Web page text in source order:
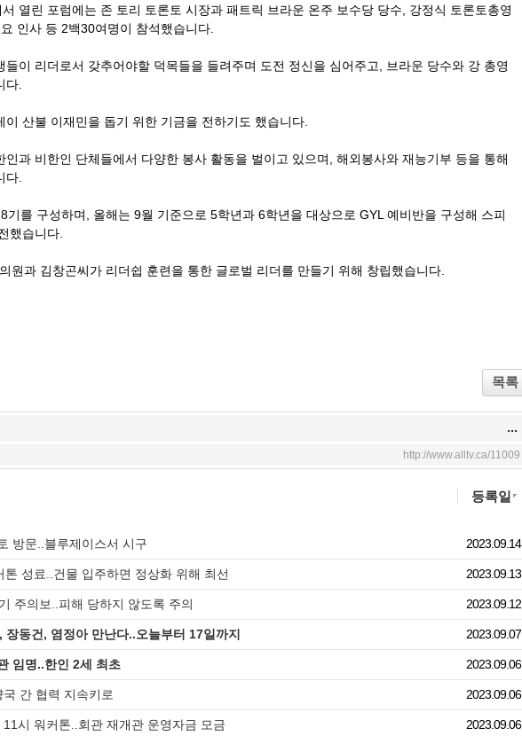
열린 포럼에는 존 토리 토론토 시장과 패트릭 브라운 온주 보수당 당수, 강정식 토론토총영
인사 등 2백30여명이 참석했습니다.
이 리더로서 갖추어야할 덕목들을 들려주며 도전 정신을 심어주고,
브라운 당수와 강 총영
다.
산불 이재민을 돕기 위한 기금을 전하기도 했습니다.
인과 비한인 단체들에서 다양한 봉사 활동을 벌이고 있으며, 해외봉사와 재능기부 등을 통해
다.
기를 구성하며, 올해는 9월 기준으로 5학년과 6학년을 대상으로 GYL 예비반을 구성해 스피
했습니다.
원과 김창곤씨가 리더쉽 훈련을 통한 글로벌 리더를 만들기 위해 창립했습니다.
목록
...
http://www.alltv.ca/11009
등록일
방문..블루제이스서 시구 2023.09.14
톤 성료..건물 입주하면 정상화 위해 최선 2023.09.13
주의보..피해 당하지 않도록 주의 2023.09.12
동건, 염정아 만난다..오늘부터 17일까지 2023.09.07
임명..한인 2세 최초 2023.09.06
간 협력 지속키로 2023.09.06
시 워커톤..회관 재개관 운영자금 모금 2023.09.06